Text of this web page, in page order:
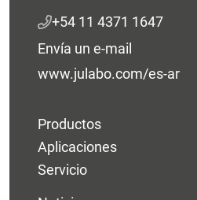
+54 11 4371 1647
Envía un e-mail
www.julabo.com/es-ar
Productos
Aplicaciones
Servicio